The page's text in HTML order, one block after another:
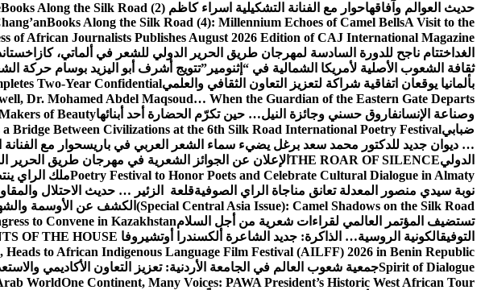
حديث العوالم وآفاقهاحوار مع الفنانة التشكيلية اسراء كاظم Books Along the Silk Road (2)
Books Along the Silk Road (4): Millennium Echoes of Camel BellsA Visit to the
of African Journalists Publishes August 2026 Edition of CAJ International Magazine
الغد اختتام ناجح للدورة السادسة لمهرجان طريق الحرير الدولي للشعر في ألماتي، كازاخستان
ثقافة الشعوب الأصلية لأمريكا الشمالية في “إثنومير”تتويج أشرف أبو اليزيد بوسام حركة
بألمانيا يوقعان اتفاقية شراكة لتعزيز التعاون الثقافي والعلميTwo-Year Confidential
Dr. Mohamed Abdel Maqsoud… When the Guardian of the Eastern Gate Departs
وصناعة الإنسانفاروق حسني وجائزة النيل… حين تكرّم الحضارة أحد أبنائهاof Beauty
ضبابيBridge Between Civilizations at the 6th Silk Road International Poetry Festival
… ديوان جديد للدكتور محمد سعد برغل يضيء سماء الشعر العربي في باريسحوار مع الفنانة
الدوليTHE ROAR OF SILENCE الإعلان عن الجوائز الشعرية في مهرجان طريق الحرير
Poetry Festival to Honor Poets and Celebrate Cultural Dialogue in Almatyملك الراي
نوبة سيدي منصور المعدلة تعانق مناجاة الراي الصوفيةقلعة الزئير … حديث الاحتلال
(Special Central Asia Issue): Camel Shadows on the Silk Road الكشف عن الأوسمة
تستضيف المؤتمر العالمي لقراءات شعرية من أجل السلامto Convene in Kazakhstan
التوفيقالكونية الروسية… الذاكرة: جديد الشاعرة ألكسندرا أوتشيروفا OF THE HOUSE
to African Indigenous Language Film Festival (AILFF) 2026 in Benin Republic.
Spirit of Dialogueجمعية شعوب العالم في الجامعة الأردنية: تعزيز التعاون الأكاديمي
WorldOne Continent, Many Voices: PAWA President’s Historic West African Tour